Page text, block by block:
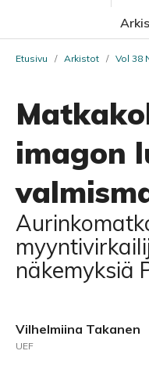
Etusivu / Arkistot / Vol 38
imagon
näkemyksiä
Vilhelmiina Takanen
UEF